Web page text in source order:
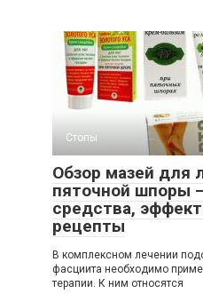
Стопы
Обзор мазей для
пяточной шпоры
средства,
рецепты
В комплексном лечении
фасциита необходимо
терапии. К ним относятся